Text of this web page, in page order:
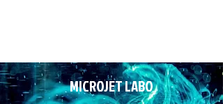
MICROJET LABO